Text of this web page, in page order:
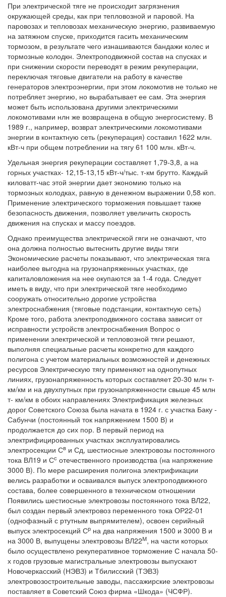
При электрической тяге не происходит загрязнения
окружающей среды, как при тепловозной и паровой. На
паровозах и тепловозах механическую энергию, развиваемую
на затяжном спуске, приходится гасить механическим
тормозом, в результате чего изнашиваются бандажи колес и
тормозные колодкн. Электроподвижной состав на спусках и
при снижении скорости переводят в режим рекуперации,
переключая тяговые двигатели на работу в качестве
генераторов электроэнергии, при этом локомотив не только не
потребляет энергию, но вырабатывает ее сам. Эта энергия
может быть использована другими электрическими
локомотивами нлн же возвращена в общую энергосистему. В
1989 г., например, возврат электрическими локомотивами
энергии в контактную сеть (рекуперация) составил 1622 млн.
кВт-ч при общем потреблении на тягу 61 100 млн. кВт-ч.
Удельная энергия рекуперации составляет 1,79-3,8, а на
горных участках- 12,15-13,15 кВт-ч/тыс. т-км брутто. Каждый
киловатт-час этой энергии дает экономию только на
тормозных колодках, равную в денежном выражении 0,58 коп.
Применение электрического торможения повышает также
безопасность движения, позволяет увеличить скорость
движения на спусках и массу поездов.
Однако преимущества электрической гяги не означают, что
она должна полностью вытеснить другие виды тяги
Экономические расчеты показывают, что электрическая тяга
наиболее выгодна на грузонапряженных участках, где
капиталовложения на нее окупаются за 1-4 года. Следует
иметь в виду, что при электрической тяге необходимо
сооружать относительно дорогие устройства
электроснабжения (тяговые подстанции, контактную сеть)
Кроме того, работа электроподвижного состава зависит от
исправности устройств электроснабжения Вопрос о
применении электрической и тепловозной тяги решают,
выполняя специальные расчеты конкретно для каждого
полигона с учетом материальных возможностей и денежных
ресурсов Электрическую тягу применяют на однопутных
линиях, грузонапряженность которых составляет 20-30 млн т-
км/км и на двухпутных при грузонапряженности свыше 45 млн
т- км/км в обоих направлениях Электрификация железных
дорог Советского Союза была начата в 1924 г. с участка Баку -
Сабунчи (постоянный ток напряжением 1500 В) и
продолжается до сих пор. В первый период на
электрифицированных участках эксплуатировались
электросекции Св и Сд, шестиосные электровозы постоянного
тока ВЛ19 и Сс отечественного производства (на напряжение
3000 В). По мере расширения полигона электрификации
велись разработки и осваивался выпуск электроподвижного
состава, более совершенного в техническом отношении
Появились шестиосные электровозы постоянного тока ВЛ22,
был создан первый электровоз переменного тока ОР22-01
(однофазный с ртутным выпрямителем), освоен серийный
выпуск электросекций Ср на два напряжения 1500 и 3000 В и
на 3000 В, выпущены электровозы ВЛ22М, на части которых
было осуществлено рекуперативное торможение С начала 50-
х годов грузовые магистральные электровозы выпускают
Новочеркасский (НЭВЗ) и Тбилисский (ТЭВЗ)
электровозостроительные заводы, пассажирские электровозы
поставляет в Советский Союз фирма «Шкода» (ЧСФР).